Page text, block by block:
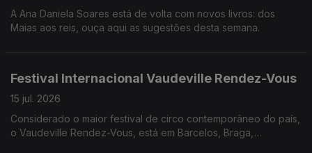
A Ana Daniela Soares está de volta com novos livros: dos
Maias aos reis, ouça aqui as sugestões desta semana.
Festival Internacional Vaudeville Rendez-Vous
15 jul. 2026
Considerado o maior festival de circo contemporâneo do país,
o Vaudeville Rendez-Vous, está em Barcelos, Braga,